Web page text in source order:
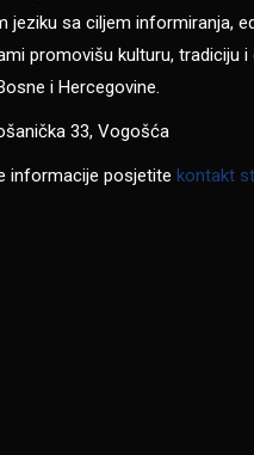
jeziku sa ciljem informiranja,
promovišu kulturu, tradiciju
i Hercegovine.
33, Vogošća
informacije posjetite kontakt